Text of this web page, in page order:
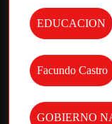
EDUCACION
Facundo Castro
GOBIERNO